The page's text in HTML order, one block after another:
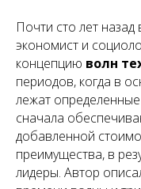
Почти сто лет
экономист и
концепцию волн
периодов, когда в
лежат
сначала
добавленной
преимущества, в
лидеры. Автор